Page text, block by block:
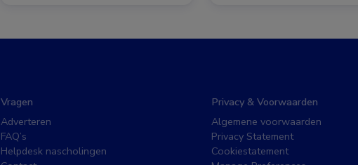
Vragen
Adverteren
FAQ’s
Helpdesk nascholingen
Privacy & Voorwaarden
Algemene voorwaarden
Privacy Statement
Cookiestatement